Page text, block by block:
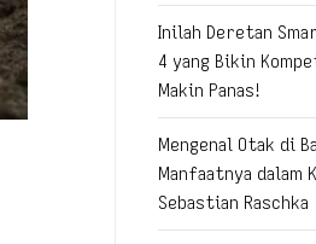
Inilah Deretan
4 yang Bikin
Makin Panas!
Mengenal Otak di
Manfaatnya dalam
Sebastian Raschka